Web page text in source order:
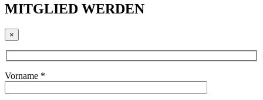
MITGLIED WERDEN
×
Vorname *